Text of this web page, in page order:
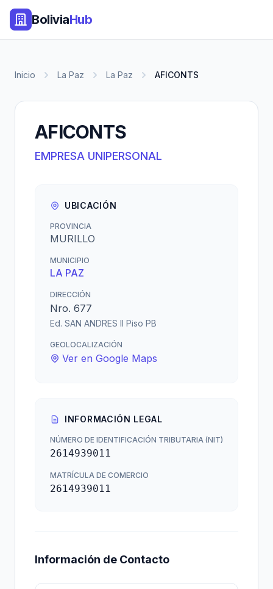
BoliviaHub
Inicio La Paz La Paz AFICONTS
AFICONTS
EMPRESA UNIPERSONAL
UBICACIÓN
PROVINCIA
MURILLO
MUNICIPIO
LA PAZ
DIRECCIÓN
Nro. 677
Ed. SAN ANDRES II Piso PB
GEOLOCALIZACIÓN
Ver en Google Maps
INFORMACIÓN LEGAL
NÚMERO DE IDENTIFICACIÓN TRIBUTARIA (NIT)
2614939011
MATRÍCULA DE COMERCIO
2614939011
Información de Contacto